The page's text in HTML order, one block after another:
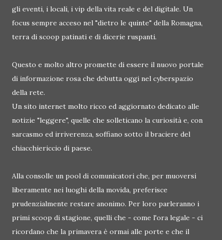
gli eventi, i locali, i vip della vita reale e del digitale. Un
focus sempre acceso nel "dietro le quinte" della Romagna,
terra di scoop patinati e di dicerie ruspanti.
Questo e molto altro promette di essere il nuovo portale
di informazione rosa che debutta oggi nel cyberspazio
della rete.
Un sito internet molto ricco ed aggiornato dedicato alle
notizie "leggere", quelle che solleticano la curiosità e, con
sarcasmo ed irriverenza, soffiano sotto il braciere del
chiacchiericcio di paese.
Alla consolle un pool di comunicatori che, per muoversi
liberamente nei luoghi della movida, preferisce
prudenzialmente restare anonimo. Per loro parleranno i
primi scoop di stagione, quelli che - come l'ora legale - ci
ricordano che la primavera è ormai alle porte e che il